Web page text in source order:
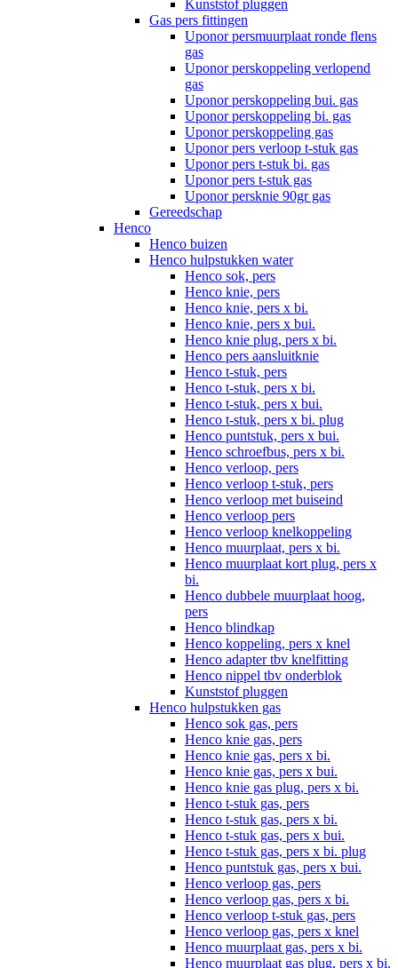
Kunststof pluggen
Gas pers fittingen
Uponor persmuurplaat ronde flens
gas
Uponor perskoppeling verlopend
gas
Uponor perskoppeling bui. gas
Uponor perskoppeling bi. gas
Uponor perskoppeling gas
Uponor pers verloop t-stuk gas
Uponor pers t-stuk bi. gas
Uponor pers t-stuk gas
Uponor persknie 90gr gas
Gereedschap
Henco
Henco buizen
Henco hulpstukken water
Henco sok, pers
Henco knie, pers
Henco knie, pers x bi.
Henco knie, pers x bui.
Henco knie plug, pers x bi.
Henco pers aansluitknie
Henco t-stuk, pers
Henco t-stuk, pers x bi.
Henco t-stuk, pers x bui.
Henco t-stuk, pers x bi. plug
Henco puntstuk, pers x bui.
Henco schroefbus, pers x bi.
Henco verloop, pers
Henco verloop t-stuk, pers
Henco verloop met buiseind
Henco verloop pers
Henco verloop knelkoppeling
Henco muurplaat, pers x bi.
Henco muurplaat kort plug, pers x
bi.
Henco dubbele muurplaat hoog,
pers
Henco blindkap
Henco koppeling, pers x knel
Henco adapter tbv knelfitting
Henco nippel tbv onderblok
Kunststof pluggen
Henco hulpstukken gas
Henco sok gas, pers
Henco knie gas, pers
Henco knie gas, pers x bi.
Henco knie gas, pers x bui.
Henco knie gas plug, pers x bi.
Henco t-stuk gas, pers
Henco t-stuk gas, pers x bi.
Henco t-stuk gas, pers x bui.
Henco t-stuk gas, pers x bi. plug
Henco puntstuk gas, pers x bui.
Henco verloop gas, pers
Henco verloop gas, pers x bi.
Henco verloop t-stuk gas, pers
Henco verloop gas, pers x knel
Henco muurplaat gas, pers x bi.
Henco muurplaat gas plug, pers x bi.